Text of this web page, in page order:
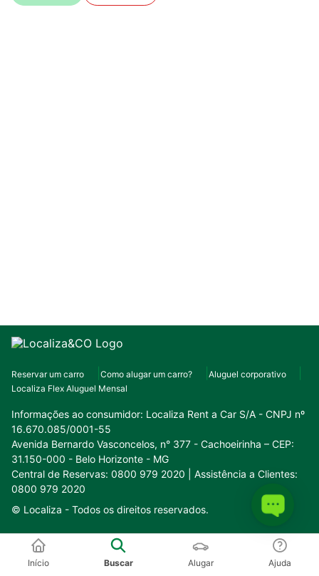
Reservar um carro Como alugar um carro?
Aluguel corporativo
Localiza Flex Aluguel Mensal
Informações ao consumidor: Localiza Rent a Car S/A - CNPJ nº
16.670.085/0001-55
Avenida Bernardo Vasconcelos, n° 377 - Cachoeirinha – CEP:
31.150-000 - Belo Horizonte - MG
Central de Reservas: 0800 979 2020 | Assistência a Clientes:
0800 979 2020
© Localiza - Todos os direitos reservados.
Conheça o nosso ecossistema:
Início Buscar Alugar Ajuda